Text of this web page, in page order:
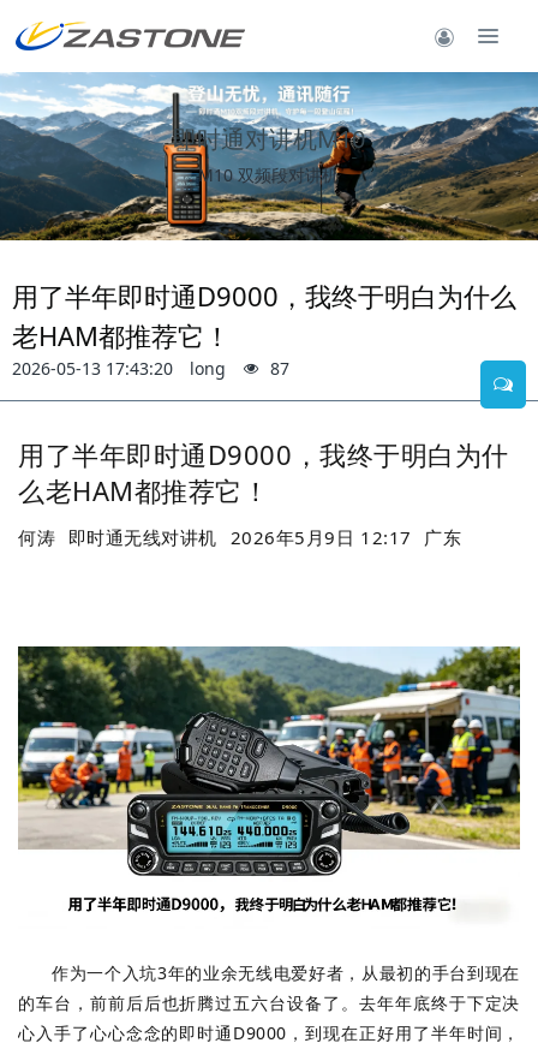
即时通对讲机M10
M10 双频段对讲机
用了半年即时通D9000，我终于明白为什么
老HAM都推荐它！
2026-05-13 17:43:20 long 87
用了半年即时通D9000，我终于明白为什
么老HAM都推荐它！
何涛 即时通无线对讲机 2026年5月9日 12:17 广东
作为一个入坑3年的业余无线电爱好者，从最初的手台到现在
的车台，前前后后也折腾过五六台设备了。去年年底终于下定决
心入手了心心念念的即时通D9000，到现在正好用了半年时间，